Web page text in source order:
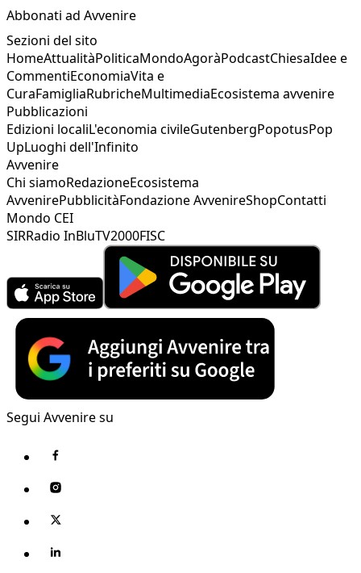
Abbonati ad Avvenire
Sezioni del sito
HomeAttualitàPoliticaMondoAgoràPodcastChiesaIdee e
CommentiEconomiaVita e
CuraFamigliaRubricheMultimediaEcosistema avvenire
Pubblicazioni
Edizioni localiL'economia civileGutenbergPopotusPop
UpLuoghi dell'Infinito
Avvenire
Chi siamoRedazioneEcosistema
AvvenirePubblicitàFondazione AvvenireShopContatti
Mondo CEI
SIRRadio InBluTV2000FISC
Segui Avvenire su